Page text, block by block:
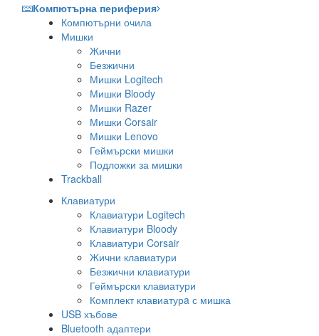
Компютърна периферия
Компютърни очила
Мишки
Жични
Безжични
Мишки Logitech
Мишки Bloody
Мишки Razer
Мишки Corsair
Мишки Lenovo
Геймърски мишки
Подложки за мишки
Trackball
Клавиатури
Клавиатури Logitech
Клавиатури Bloody
Клавиатури Corsair
Жични клавиатури
Безжични клавиатури
Геймърски клавиатури
Комплект клавиатурa с мишка
USB хъбове
Bluetooth адаптери